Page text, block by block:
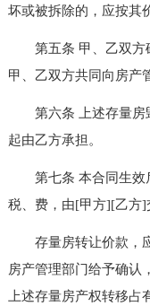
坏或被拆除的，应按其
第五条 甲、乙双方确
甲、乙双方共同向房产
第六条 上述存量房
起由乙方承担。
第七条 本合同生效
税、费，由[甲方][乙方]
存量房转让价款，应
房产管理部门给予确认
上述存量房产权转移